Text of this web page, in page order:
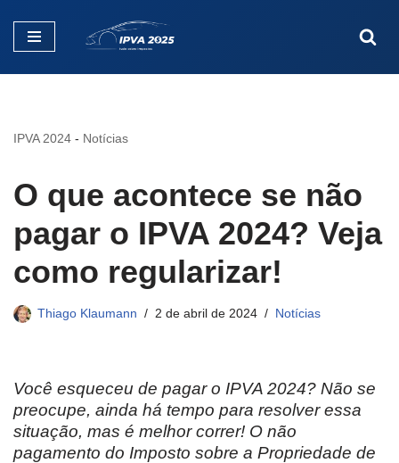
Pular
IPVA 2024 - Notícias
O que acontece se não
pagar o IPVA 2024? Veja
como regularizar!
Thiago Klaumann 2 de abril de 2024 Notícias
Você esqueceu de pagar o IPVA 2024? Não se
preocupe, ainda há tempo para resolver essa
situação, mas é melhor correr! O não
pagamento do Imposto sobre a Propriedade de